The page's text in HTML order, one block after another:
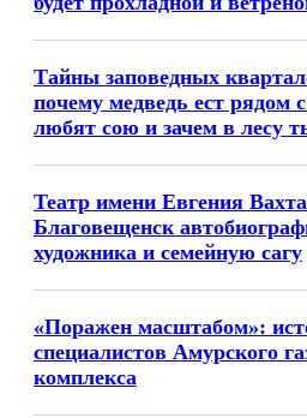
Тайны заповедных
почему медведь ест рядом
любят сою и зачем в лесу
Театр имени Евгения
Благовещенск
художника и семейную сагу
«Поражен масштабом»:
специалистов Амурского
комплекса